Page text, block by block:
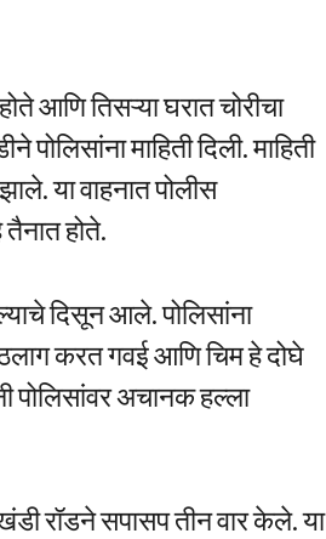
आणि तिसऱ्या घरात चोरीचा
पोलिसांना माहिती दिली. माहिती
या वाहनात पोलीस
होते.
दिसून आले. पोलिसांना
करत गवई आणि चिम हे दोघे
पोलिसांवर अचानक हल्ला
रॉडने सपासप तीन वार केले. या